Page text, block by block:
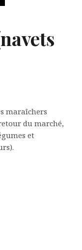
maraîchers
du marché,
et